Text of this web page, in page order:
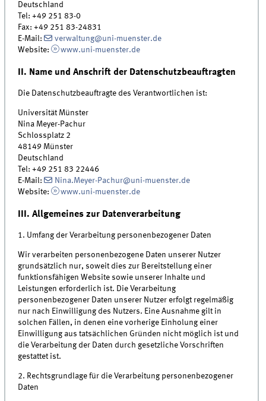
Deutschland
Tel: +49 251 83-0
Fax: +49 251 83-24831
E-Mail:
verwaltung@uni-muenster.de
Website:
www.uni-muenster.de
II. Name und Anschrift der Datenschutzbeauftragten
Die Datenschutzbeauftragte des Verantwortlichen ist:
Universität Münster
Nina Meyer-Pachur
Schlossplatz 2
48149 Münster
Deutschland
Tel: +49 251 83 22446
E-Mail:
Nina.Meyer-Pachur@uni-muenster.de
Website:
www.uni-muenster.de
III. Allgemeines zur Datenverarbeitung
1. Umfang der Verarbeitung personenbezogener Daten
Wir verarbeiten personenbezogene Daten unserer Nutzer
grundsätzlich nur, soweit dies zur Bereitstellung einer
funktionsfähigen Website sowie unserer Inhalte und
Leistungen erforderlich ist. Die Verarbeitung
personenbezogener Daten unserer Nutzer erfolgt regelmäßig
nur nach Einwilligung des Nutzers. Eine Ausnahme gilt in
solchen Fällen, in denen eine vorherige Einholung einer
Einwilligung aus tatsächlichen Gründen nicht möglich ist und
die Verarbeitung der Daten durch gesetzliche Vorschriften
gestattet ist.
2. Rechtsgrundlage für die Verarbeitung personenbezogener
Daten